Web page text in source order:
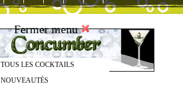
Fermer menu
TOUS LES COCKTAILS
NOUVEAUTÉS